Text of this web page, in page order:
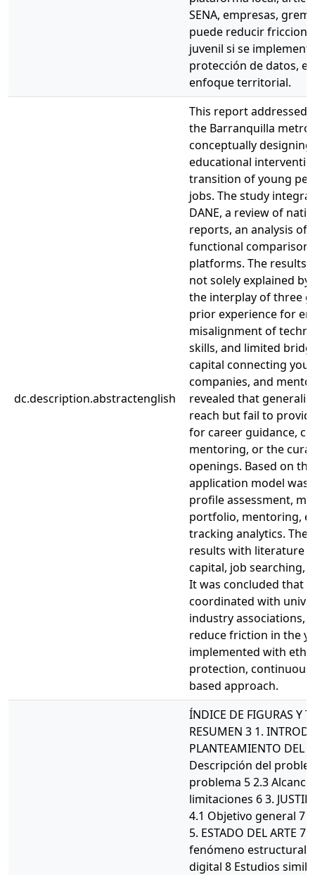
SENA, empresas,
puede reducir
juvenil si se
protección de datos,
enfoque territorial.
dc.description.abstractenglish
This report addressed
the Barranquilla
conceptually
educational
transition of young
jobs. The study
DANE, a review of
reports, an analysis of
functional
platforms. The results
not solely explained by
the interplay of three
prior experience for
misalignment of
skills, and limited
capital connecting
companies, and
revealed that
reach but fail to
for career guidance,
mentoring, or the
openings. Based on
application model
profile assessment,
portfolio, mentoring,
tracking analytics. The
results with literature
capital, job searching,
It was concluded that
coordinated with
industry associations,
reduce friction in the
implemented with
protection, continuous
based approach.
ÍNDICE DE FIGURAS Y
RESUMEN 3 1.
PLANTEAMIENTO DEL
Descripción del
problema 5 2.3
limitaciones 6 3.
4.1 Objetivo general 7
5. ESTADO DEL ARTE
fenómeno estructural
digital 8 Estudios